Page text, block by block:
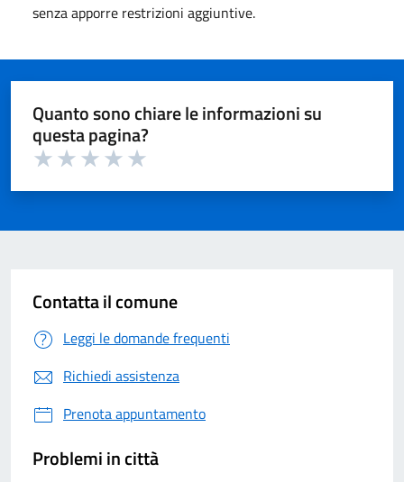
senza apporre restrizioni aggiuntive.
Quanto sono chiare le informazioni su
questa pagina?
Contatta il comune
Leggi le domande frequenti
Richiedi assistenza
Prenota appuntamento
Problemi in città